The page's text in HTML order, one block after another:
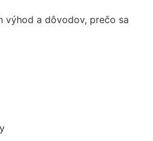
výhod a dôvodov, prečo sa